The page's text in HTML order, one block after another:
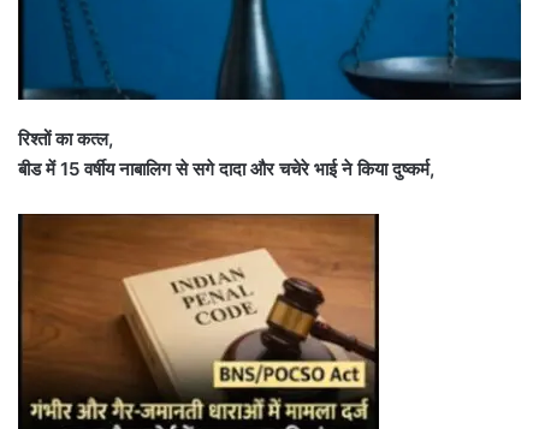
रिश्तों का कत्ल,
बीड में 15 वर्षीय नाबालिग से सगे दादा और चचेरे भाई ने किया दुष्कर्म,